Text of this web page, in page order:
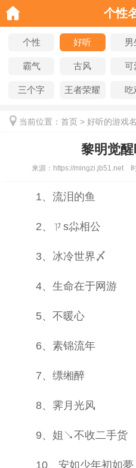
个性
个性 好听 男
霸气 古风 可
三个字 王者荣耀 吃
当前位置： 首页 > 好听的游戏
黎明觉
来源： https://mingzi.jb51.net
1、流泪的鱼
2、ㄗs尛相公
3、冰冷世界〆
4、生命在于网游
5、不暖心
6、素锦流年
7、缥缃醉
8、霁月光风
9、姐↘不收二手货
10、安如少年初如夢